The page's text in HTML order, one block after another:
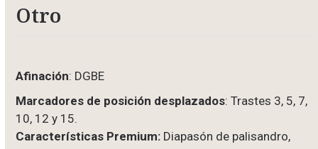
Otro
Afinación: DGBE
Marcadores de posición desplazados: Trastes 3, 5, 7,
10, 12 y 15.
Características Premium: Diapasón de palisandro,